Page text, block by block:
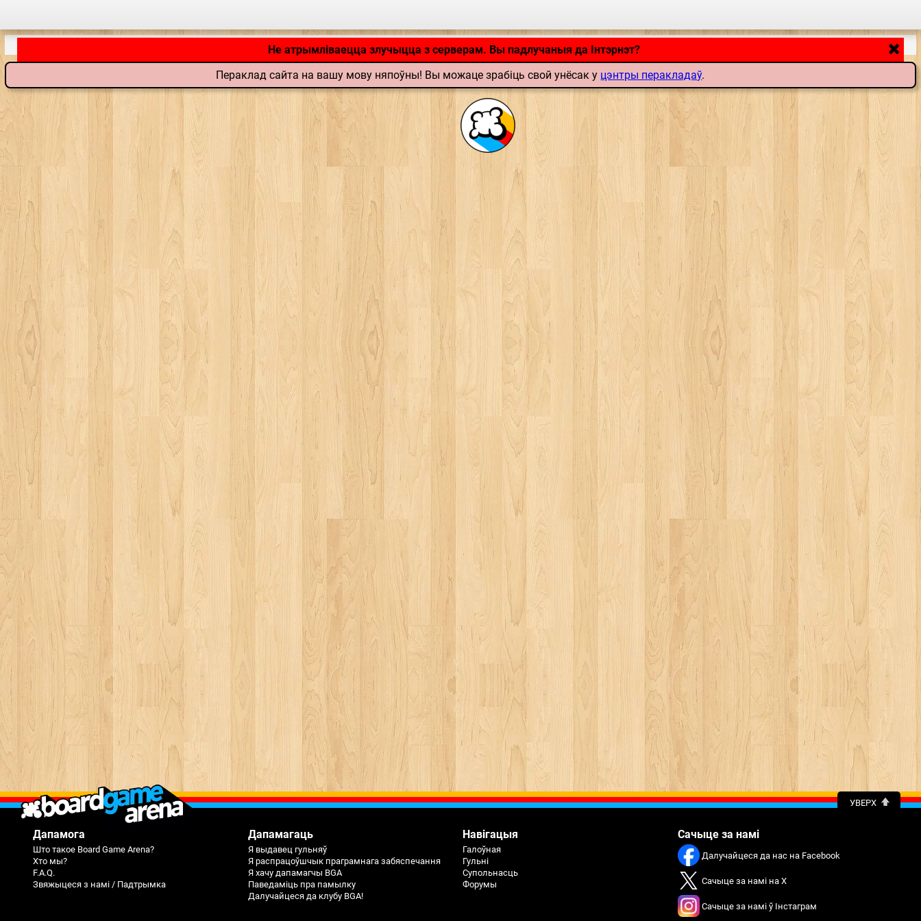
Не атрымліваецца злучыцца з серверам. Вы падлучаныя да Інтэрнэт?
Дадатак загружаецца… ...
Пераклад сайта на вашу мову няпоўны! Вы можаце зрабіць свой унёсак у цэнтры перакладаў.
УВЕРХ
Дапамога
Што такое Board Game Arena?
Хто мы?
F.A.Q.
Звяжыцеся з намі / Падтрымка
Дапамагаць
Я выдавец гульняў
Я распрацоўшчык праграмнага забяспечання
Я хачу дапамагчы BGA
Паведаміць пра памылку
Далучайцеся да клубу BGA!
Навігацыя
Галоўная
Гульні
Супольнасць
Форумы
Сачыце за намі
Далучайцеся да нас на Facebook
Сачыце за намі на X
Сачыце за намі ў Інстаграм